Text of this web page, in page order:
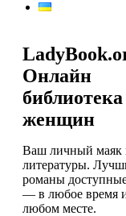
Онлайн
женщин
Ваш личный маяк
литературы.
романы
— в любое время
любом месте.